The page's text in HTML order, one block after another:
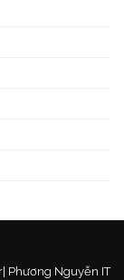
Phương Nguyễn IT